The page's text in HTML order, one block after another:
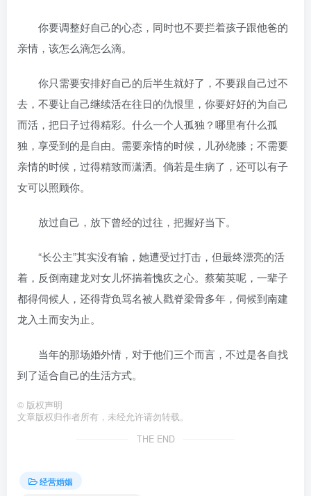
你要调整好自己的心态，同时也不要拦着孩子跟他爸的
亲情，该怎么滴怎么滴。
你只需要安排好自己的后半生就好了，不要跟自己过不
去，不要让自己继续活在往日的仇恨里，你要好好的为自己
而活，把日子过得精彩。什么一个人孤独？哪里有什么孤
独，享受到的是自由。需要亲情的时候，儿孙绕膝；不需要
亲情的时候，过得精致而潇洒。倘若是生病了，还可以有子
女可以照顾你。
放过自己，放下曾经的过往，把握好当下。
“长公主”其实没有输，她遭受过打击，但最终漂亮的活
着，反倒南建龙对女儿怀揣着愧疚之心。蔡菊英呢，一辈子
都得伺候人，还得背负骂名被人戳脊梁骨多年，伺候到南建
龙入土而安为止。
当年的那场婚外情，对于他们三个而言，不过是各自找
到了适合自己的生活方式。
© 版权声明
文章版权归作者所有，未经允许请勿转载。
THE END
经营婚姻